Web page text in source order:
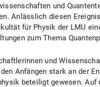
und
Anlässlich diesen
für Physik der LMU
zum Thema
und
Anfängen stark an der
beteiligt gewesen. Auf